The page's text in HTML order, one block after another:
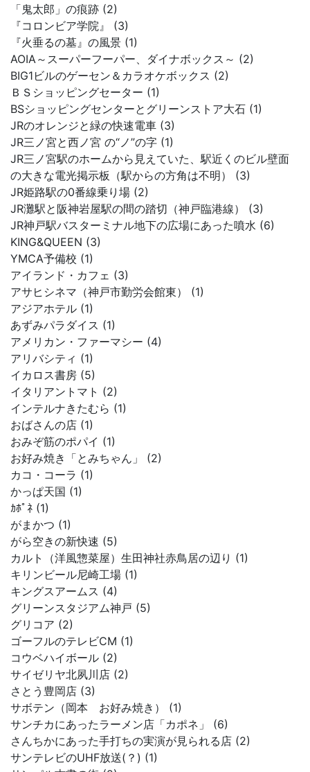
「鬼太郎」の痕跡 (2)
『コロンビア学院』 (3)
『火垂るの墓』の風景 (1)
AOIA～スーパーフーパー、ダイナボックス～ (2)
BIG1ビルのゲーセン＆カラオケボックス (2)
ＢＳショッピングセーター (1)
BSショッピングセンターとグリーンストア大石 (1)
JRのオレンジと緑の快速電車 (3)
JR三ノ宮と西ノ宮 の“ノ”の字 (1)
JR三ノ宮駅のホームから見えていた、駅近くのビル壁面
の大きな電光掲示板（駅からの方角は不明） (3)
JR姫路駅の0番線乗り場 (2)
JR灘駅と阪神岩屋駅の間の踏切（神戸臨港線） (3)
JR神戸駅バスターミナル地下の広場にあった噴水 (6)
KING&QUEEN (3)
YMCA予備校 (1)
アイランド・カフェ (3)
アサヒシネマ（神戸市勤労会館東） (1)
アジアホテル (1)
あずみパラダイス (1)
アメリカン・ファーマシー (4)
アリバシティ (1)
イカロス書房 (5)
イタリアントマト (2)
インテルナきたむら (1)
おばさんの店 (1)
おみぞ筋のポパイ (1)
お好み焼き「とみちゃん」 (2)
カコ・コーラ (1)
かっぱ天国 (1)
ｶﾎﾟﾈ (1)
がまかつ (1)
がら空きの新快速 (5)
カルト（洋風惣菜屋）生田神社赤鳥居の辺り (1)
キリンビール尼崎工場 (1)
キングスアームス (4)
グリーンスタジアム神戸 (5)
グリコア (2)
ゴーフルのテレビCM (1)
コウベハイボール (2)
サイゼリヤ北夙川店 (2)
さとう豊岡店 (3)
サボテン（岡本 お好み焼き） (1)
サンチカにあったラーメン店「カポネ」 (6)
さんちかにあった手打ちの実演が見られる店 (2)
サンテレビのUHF放送(？) (1)